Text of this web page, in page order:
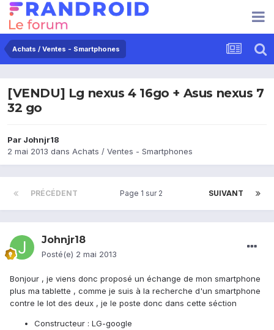
Achats / Ventes - Smartphones
[VENDU] Lg nexus 4 16go + Asus nexus 7
32 go
Par Johnjr18
2 mai 2013 dans Achats / Ventes - Smartphones
PRÉCÉDENT SUIVANT
Page 1 sur 2
Johnjr18
Posté(e) 2 mai 2013
Bonjour , je viens donc proposé un échange de mon smartphone
plus ma tablette , comme je suis à la recherche d'un smartphone
contre le lot des deux , je le poste donc dans cette séction
Constructeur : LG-google